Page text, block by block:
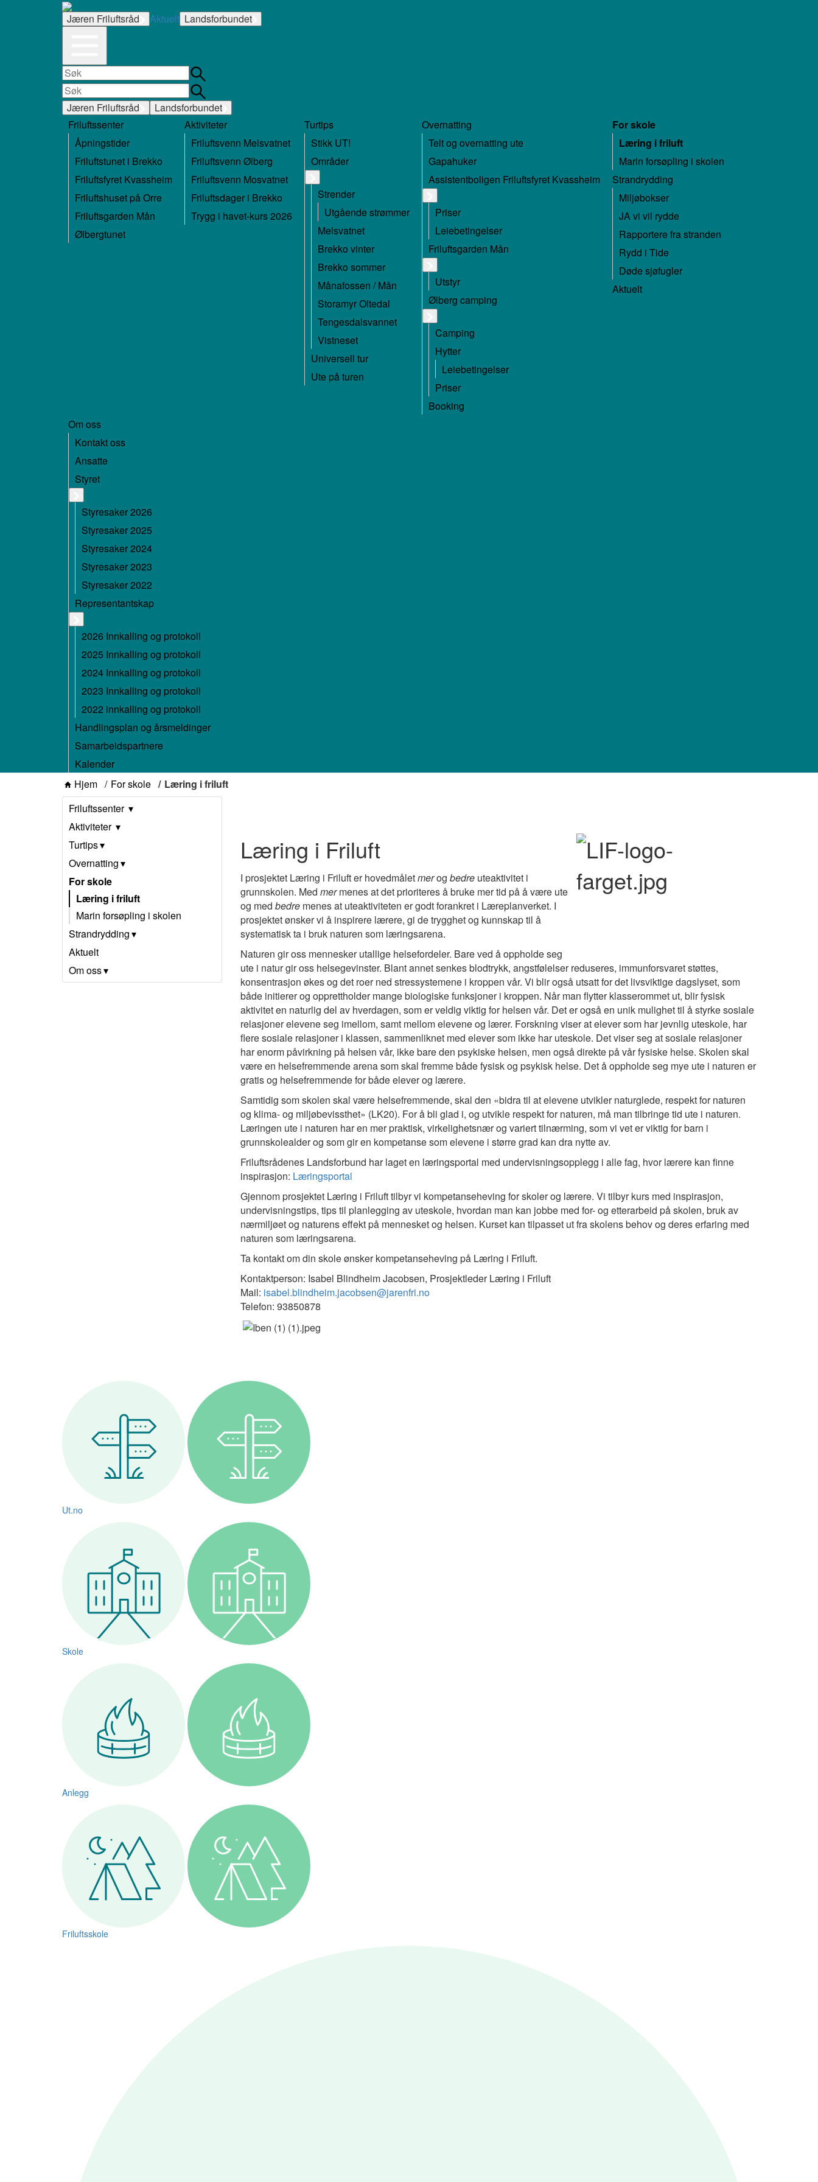
Jæren Friluftsråd Aktuelt Landsforbundet
Jæren Friluftsråd
Landsforbundet
Friluftssenter
Åpningstider
Friluftstunet i Brekko
Friluftsfyret Kvassheim
Friluftshuset på Orre
Friluftsgarden Mån
Ølbergtunet
Aktiviteter
Friluftsvenn Melsvatnet
Friluftsvenn Ølberg
Friluftsvenn Mosvatnet
Friluftsdager i Brekko
Trygg i havet-kurs 2026
Turtips
Stikk UT!
Områder
Strender
Utgående strømmer
Melsvatnet
Brekko vinter
Brekko sommer
Månafossen / Mån
Storamyr Oltedal
Tengesdalsvannet
Vistneset
Universell tur
Ute på turen
Overnatting
Telt og overnatting ute
Gapahuker
Assistentboligen Friluftsfyret Kvassheim
Priser
Leiebetingelser
Friluftsgarden Mån
Utstyr
Ølberg camping
Camping
Hytter
Leiebetingelser
Priser
Booking
For skole
Læring i friluft
Marin forsøpling i skolen
Strandrydding
Miljøbokser
JA vi vil rydde
Rapportere fra stranden
Rydd i Tide
Døde sjøfugler
Aktuelt
Om oss
Kontakt oss
Ansatte
Styret
Styresaker 2026
Styresaker 2025
Styresaker 2024
Styresaker 2023
Styresaker 2022
Representantskap
2026 Innkalling og protokoll
2025 Innkalling og protokoll
2024 Innkalling og protokoll
2023 Innkalling og protokoll
2022 innkalling og protokoll
Handlingsplan og årsmeldinger
Samarbeidspartnere
Kalender
Hjem
For skole
Læring i friluft
Friluftssenter
Aktiviteter
Turtips
Overnatting
For skole
Læring i friluft
Marin forsøpling i skolen
Strandrydding
Aktuelt
Om oss
Læring i Friluft
I prosjektet Læring i Friluft er hovedmåletmerog bedreuteaktivitet i
grunnskolen. Med mermenes at det prioriteres å bruke mer tid på å være ute
og med bedremenes at uteaktiviteten er godt forankret i Læreplanverket. I
prosjektet ønsker vi å inspirere lærere, gi de trygghet og kunnskap til å
systematisk ta i bruk naturen som læringsarena.
Naturen gir oss mennesker utallige helsefordeler. Bare ved å oppholde seg
ute i natur gir oss helsegevinster. Blant annet senkes blodtrykk, angstfølelser reduseres, immunforsvaret støttes,
konsentrasjon økes og det roer ned stressystemene i kroppen vår. Vi blir også utsatt for det livsviktige dagslyset, som
både initierer og opprettholder mange biologiske funksjoner i kroppen. Når man flytter klasserommet ut, blir fysisk
aktivitet en naturlig del av hverdagen, som er veldig viktig for helsen vår. Det er også en unik mulighet til å styrke sosiale
relasjoner elevene seg imellom, samt mellom elevene og lærer. Forskning viser at elever som har jevnlig uteskole, har
flere sosiale relasjoner i klassen, sammenliknet med elever som ikke har uteskole. Det viser seg at sosiale relasjoner
har enorm påvirkning på helsen vår, ikke bare den psykiske helsen, men også direkte på vår fysiske helse. Skolen skal
være en helsefremmende arena som skal fremme både fysisk og psykisk helse. Det å oppholde seg mye ute i naturen er
gratis og helsefremmende for både elever og lærere.
Samtidig som skolen skal være helsefremmende, skal den «bidra til at elevene utvikler naturglede, respekt for naturen
og klima- og miljøbevissthet» (LK20). For å bli glad i, og utvikle respekt for naturen, må man tilbringe tid ute i naturen.
Læringen ute i naturen har en mer praktisk, virkelighetsnær og variert tilnærming, som vi vet er viktig for barn i
grunnskolealder og som gir en kompetanse som elevene i større grad kan dra nytte av.
Friluftsrådenes Landsforbund har laget en læringsportal med undervisningsopplegg i alle fag, hvor lærere kan finne
inspirasjon: Læringsportal
Gjennom prosjektet Læring i Friluft tilbyr vi kompetanseheving for skoler og lærere. Vi tilbyr kurs med inspirasjon,
undervisningstips, tips til planlegging av uteskole, hvordan man kan jobbe med for- og etterarbeid på skolen, bruk av
nærmiljøet og naturens effekt på mennesket og helsen. Kurset kan tilpasset ut fra skolens behov og deres erfaring med
naturen som læringsarena.
Ta kontakt om din skole ønsker kompetanseheving på Læring i Friluft.
Kontaktperson: Isabel Blindheim Jacobsen, Prosjektleder Læring i Friluft
Mail: isabel.blindheim.jacobsen@jarenfri.no
Telefon: 93850878
Ut.no
Skole
Anlegg
Friluftsskole